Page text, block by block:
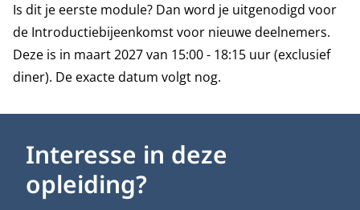
Is dit je eerste module? Dan word je uitgenodigd voor
de Introductiebijeenkomst voor nieuwe deelnemers.
Deze is in maart 2027 van 15:00 - 18:15 uur (exclusief
diner). De exacte datum volgt nog.
Interesse in deze
opleiding?